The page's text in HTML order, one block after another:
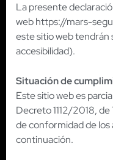
La presente
web https://mars-
este sitio web tendrán
accesibilidad).
Situación de
Este sitio web es
Decreto 1112/2018,
de conformidad de los
continuación.